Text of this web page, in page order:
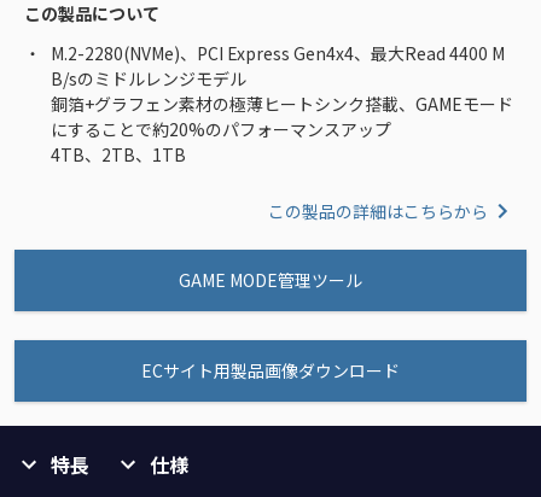
この製品について
M.2-2280(NVMe)、PCI Express Gen4x4、最大Read 4400 M
B/sのミドルレンジモデル
銅箔+グラフェン素材の極薄ヒートシンク搭載、GAMEモード
にすることで約20%のパフォーマンスアップ
4TB、2TB、1TB
この製品の詳細はこちらから
GAME MODE管理ツール
ECサイト用製品画像ダウンロード
特長 仕様